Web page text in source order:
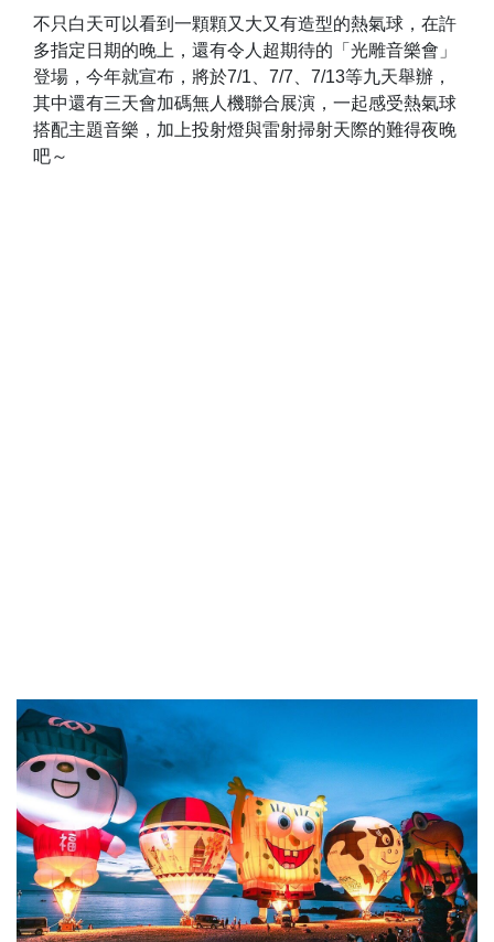
不只白天可以看到一顆顆又大又有造型的熱氣球，在許
多指定日期的晚上，還有令人超期待的「光雕音樂會」
登場，今年就宣布，將於7/1、7/7、7/13等九天舉辦，
其中還有三天會加碼無人機聯合展演，一起感受熱氣球
搭配主題音樂，加上投射燈與雷射掃射天際的難得夜晚
吧～